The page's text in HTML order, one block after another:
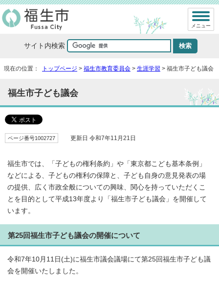
サイト内検索
メニュー
現在の位置： トップページ > 福生市教育委員会 > 生涯学習 > 福生市子ども議会
福生市子ども議会
ページ番号1002727 更新日 令和7年11月21日
福生市では、「子どもの権利条約」や「東京都こども基本条例」
などによる、子どもの権利の保障と、子ども自身の意見発表の場
の提供、広く市政全般についての興味、関心を持っていただくこ
とを目的として平成13年度より「福生市子ども議会」を開催して
います。
第25回福生市子ども議会の開催について
令和7年10月11日(土)に福生市議会議場にて第25回福生市子ども議
会を開催いたしました。